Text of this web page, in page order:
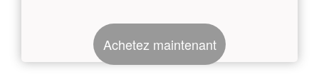
Achetez maintenant